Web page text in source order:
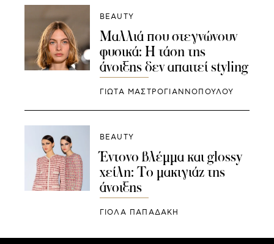
BEAUTY
Μαλλιά που στεγνώνουν
φυσικά: Η τάση της
άνοιξης δεν απαιτεί styling
ΓΙΩΤΑ ΜΑΣΤΡΟΓΙΑΝΝΟΠΟΥΛΟΥ
BEAUTY
Έντονο βλέμμα και glossy
χείλη: Το μακιγιάζ της
άνοιξης
ΓΙΌΛΑ ΠΑΠΑΔΆΚΗ